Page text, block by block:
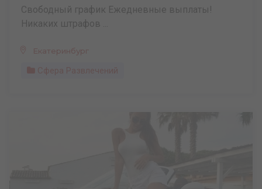
Свободный график Ежедневные выплаты!
Никаких штрафов ...
Екатеринбург
Сфера Развлечений